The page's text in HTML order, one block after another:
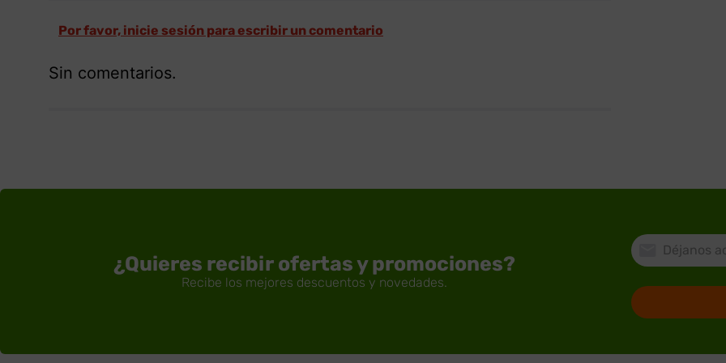
Por favor, inicie sesión para escribir un comentario
Sin comentarios.
¿Quieres recibir ofertas y promociones?